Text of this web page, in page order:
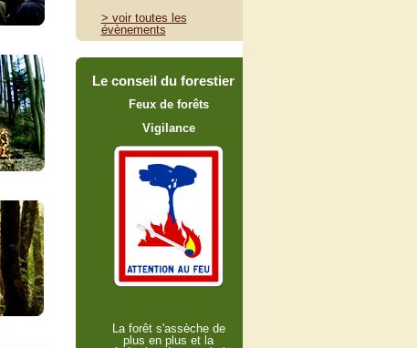
> voir toutes les
évènements
Le conseil du forestier
Feux de forêts
Vigilance
La forêt s'assèche de
plus en plus et la